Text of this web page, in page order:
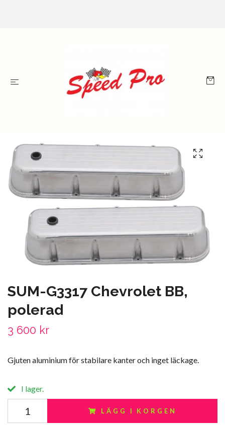
SUM-G3317 Chevrolet BB,
polerad
3 600 kr
Gjuten aluminium för stabilare kanter och inget läckage.
I lager.
LÄGG I KORGEN